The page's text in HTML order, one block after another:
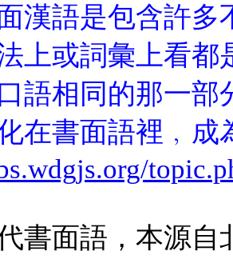
漢語是包含許多
上或詞彙上看都
語相同的那一
在書面語裡﹐成
書面語，本源自